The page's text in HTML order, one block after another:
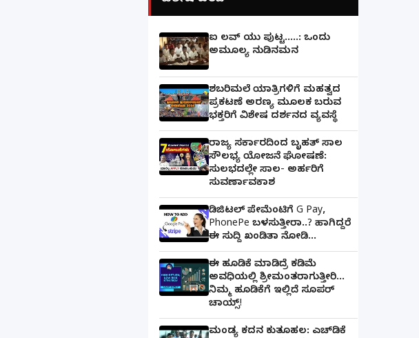
ಐ ಲವ್ ಯು ಪುಟ್ಟ.....: ಒಂದು
ಅಮೂಲ್ಯ ನುಡಿನಮನ
ಶಬರಿಮಲೆ ಯಾತ್ರಿಗಳಿಗೆ ಮಹತ್ವದ
ಪ್ರಕಟಣೆ ಅರಣ್ಯ ಮೂಲಕ ಬರುವ
ಭಕ್ತರಿಗೆ ವಿಶೇಷ ದರ್ಶನದ ವ್ಯವಸ್ಥೆ
ರಾಜ್ಯ ಸರ್ಕಾರದಿಂದ ಬೃಹತ್ ಸಾಲ
ಸೌಲಭ್ಯ ಯೋಜನೆ ಘೋಷಣೆ:
ಸುಲಭದಲ್ಲೇ ಸಾಲ- ಅರ್ಹರಿಗೆ
ಸುವರ್ಣಾವಕಾಶ
ಡಿಜಿಟಲ್ ಪೇಮೆಂಟಿಗೆ G Pay,
PhonePe ಬಳಸುತ್ತೀರಾ..? ಹಾಗಿದ್ದರೆ
ಈ ಸುದ್ದಿ ಖಂಡಿತಾ ನೋಡಿ...
ಈ ಹೂಡಿಕೆ ಮಾಡಿದ್ರೆ ಕಡಿಮೆ
ಅವಧಿಯಲ್ಲಿ ಶ್ರೀಮಂತರಾಗುತ್ತೀರಿ...
ನಿಮ್ಮ ಹೂಡಿಕೆಗೆ ಇಲ್ಲಿದೆ ಸೂಪರ್
ಚಾಯ್ಸ್‌!
ಮಂಡ್ಯ ಕದನ ಕುತೂಹಲ: ಎಚ್‌ಡಿಕೆ